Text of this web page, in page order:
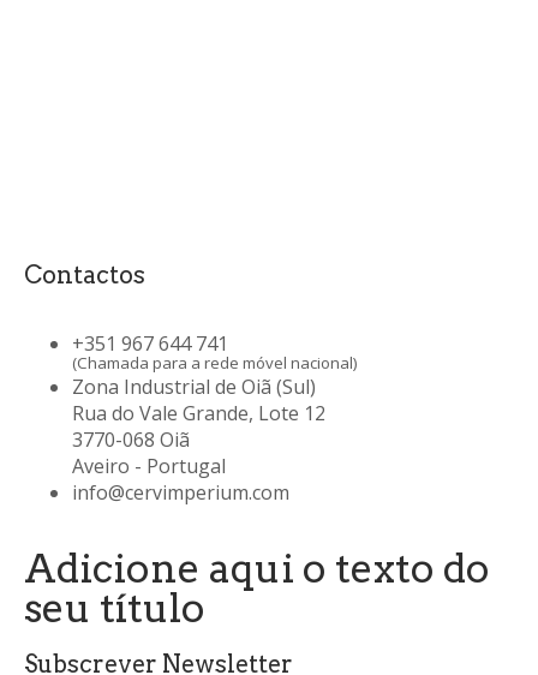
Contactos
+351 967 644 741
(Chamada para a rede móvel nacional)
Zona Industrial de Oiã (Sul)
Rua do Vale Grande, Lote 12
3770-068 Oiã
Aveiro - Portugal
info@cervimperium.com
Adicione aqui o texto do
seu título
Subscrever Newsletter